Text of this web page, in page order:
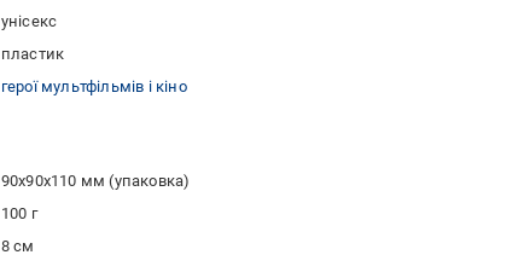
унісекс
пластик
герої мультфільмів і кіно
90х90х110 мм (упаковка)
100 г
8 см